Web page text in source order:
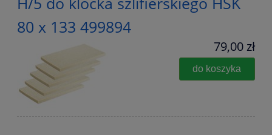
80 x 133 499894
79,00 zł
do koszyka